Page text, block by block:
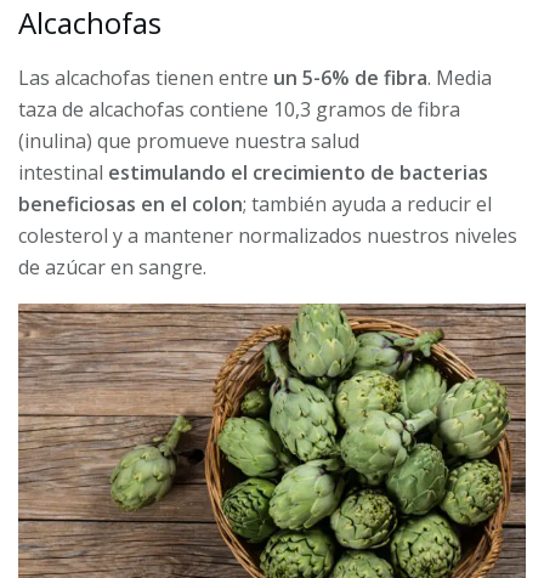
Alcachofas
Las alcachofas tienen entre un 5-6% de fibra. Media
taza de alcachofas contiene 10,3 gramos de fibra
(inulina) que promueve nuestra salud
intestinal estimulando el crecimiento de bacterias
beneficiosas en el colon; también ayuda a reducir el
colesterol y a mantener normalizados nuestros niveles
de azúcar en sangre.